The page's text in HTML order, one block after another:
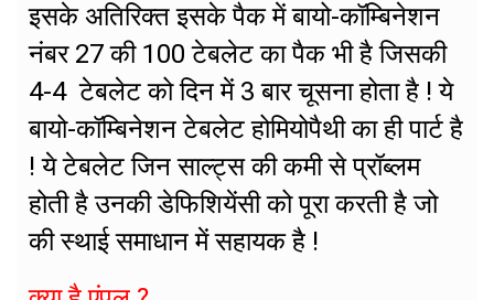
इसके अतिरिक्त इसके पैक में बायो-कॉम्बिनेशन
नंबर 27 की 100 टेबलेट का पैक भी है जिसकी
4-4 टेबलेट को दिन में 3 बार चूसना होता है ! ये
बायो-कॉम्बिनेशन टेबलेट होमियोपैथी का ही पार्ट है
! ये टेबलेट जिन साल्ट्स की कमी से प्रॉब्लम
होती है उनकी डेफिशियेंसी को पूरा करती है जो
की स्थाई समाधान में सहायक है !